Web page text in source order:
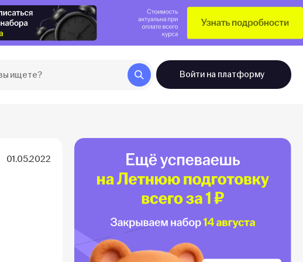
Войти на платформу
01.05.2022